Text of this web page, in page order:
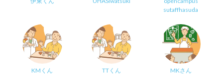
sutaffhasuda
KMくん TTくん MKさん